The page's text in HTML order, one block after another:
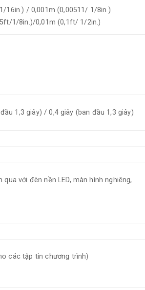
16in.) / 0,001m (0,00511/ 1/8in.)
1/8in.)/0,01m (0,1ft/ 1/2in.)
1,3 giây) / 0,4 giây (ban đầu 1,3 giây)
qua với đèn nền LED, màn hình nghiêng,
các tập tin chương trình)